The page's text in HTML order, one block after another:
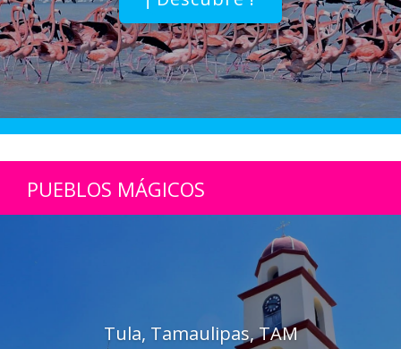
PUEBLOS MÁGICOS
Tula, Tamaulipas, TAM